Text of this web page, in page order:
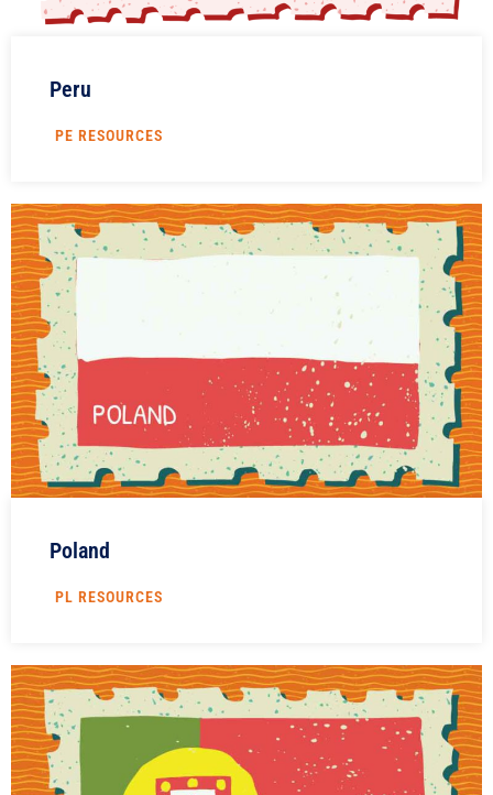
Peru
PE RESOURCES
Poland
PL RESOURCES